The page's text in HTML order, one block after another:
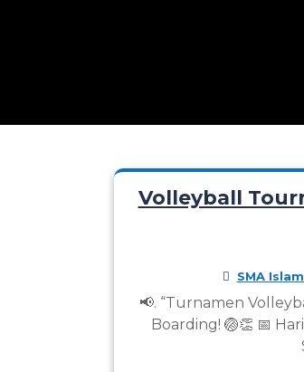
Volleyball
SMA
📢. “Turnamen
Boarding! 🏐👏 📅